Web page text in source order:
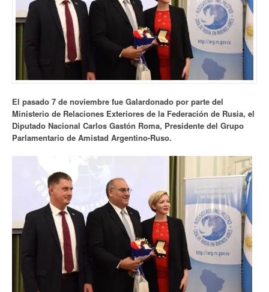
El pasado 7 de noviembre fue Galardonado por parte del
Ministerio de Relaciones Exteriores de la Federación de Rusia, el
Diputado Nacional Carlos Gastón Roma, Presidente del Grupo
Parlamentario de Amistad Argentino-Ruso.